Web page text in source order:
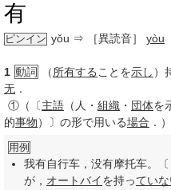
有
ピンイン yǒu ⇒ ［異読音］ yòu
1 動詞 （所有する ことを示し ）
无 ．
① （〔主語 （人・ 組織 ・ 団体を
的事物）〕の形で用いる場合 ．）
用例
我有自行车，没有摩托车。〔
が， オートバイを持ってい